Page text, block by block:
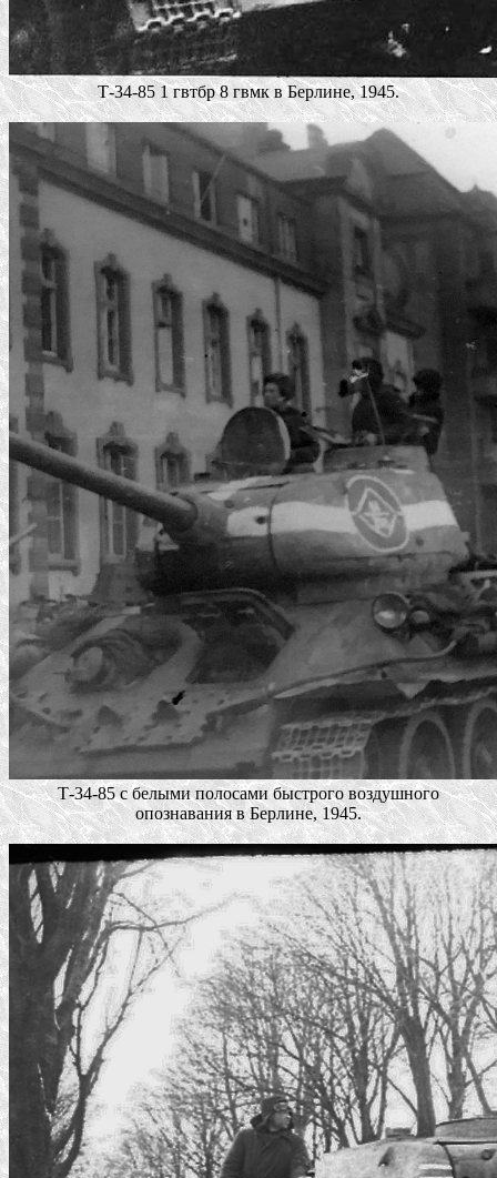
Т-34-85 1 гвтбр 8 гвмк в Берлине, 1945.
Т-34-85 с белыми полосами быстрого воздушного
опознавания в Берлине, 1945.